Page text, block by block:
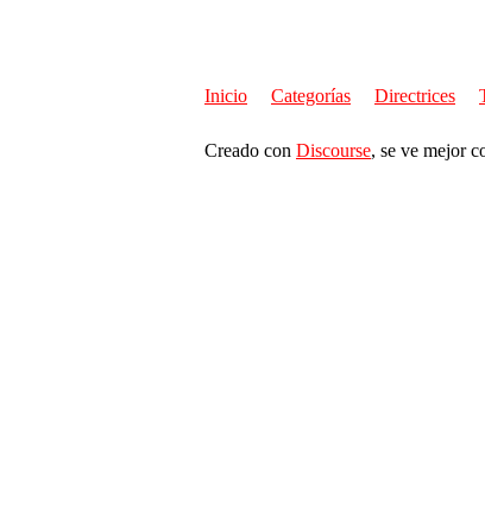
Inicio Categorías Directrices
Creado con Discourse, se ve mejor